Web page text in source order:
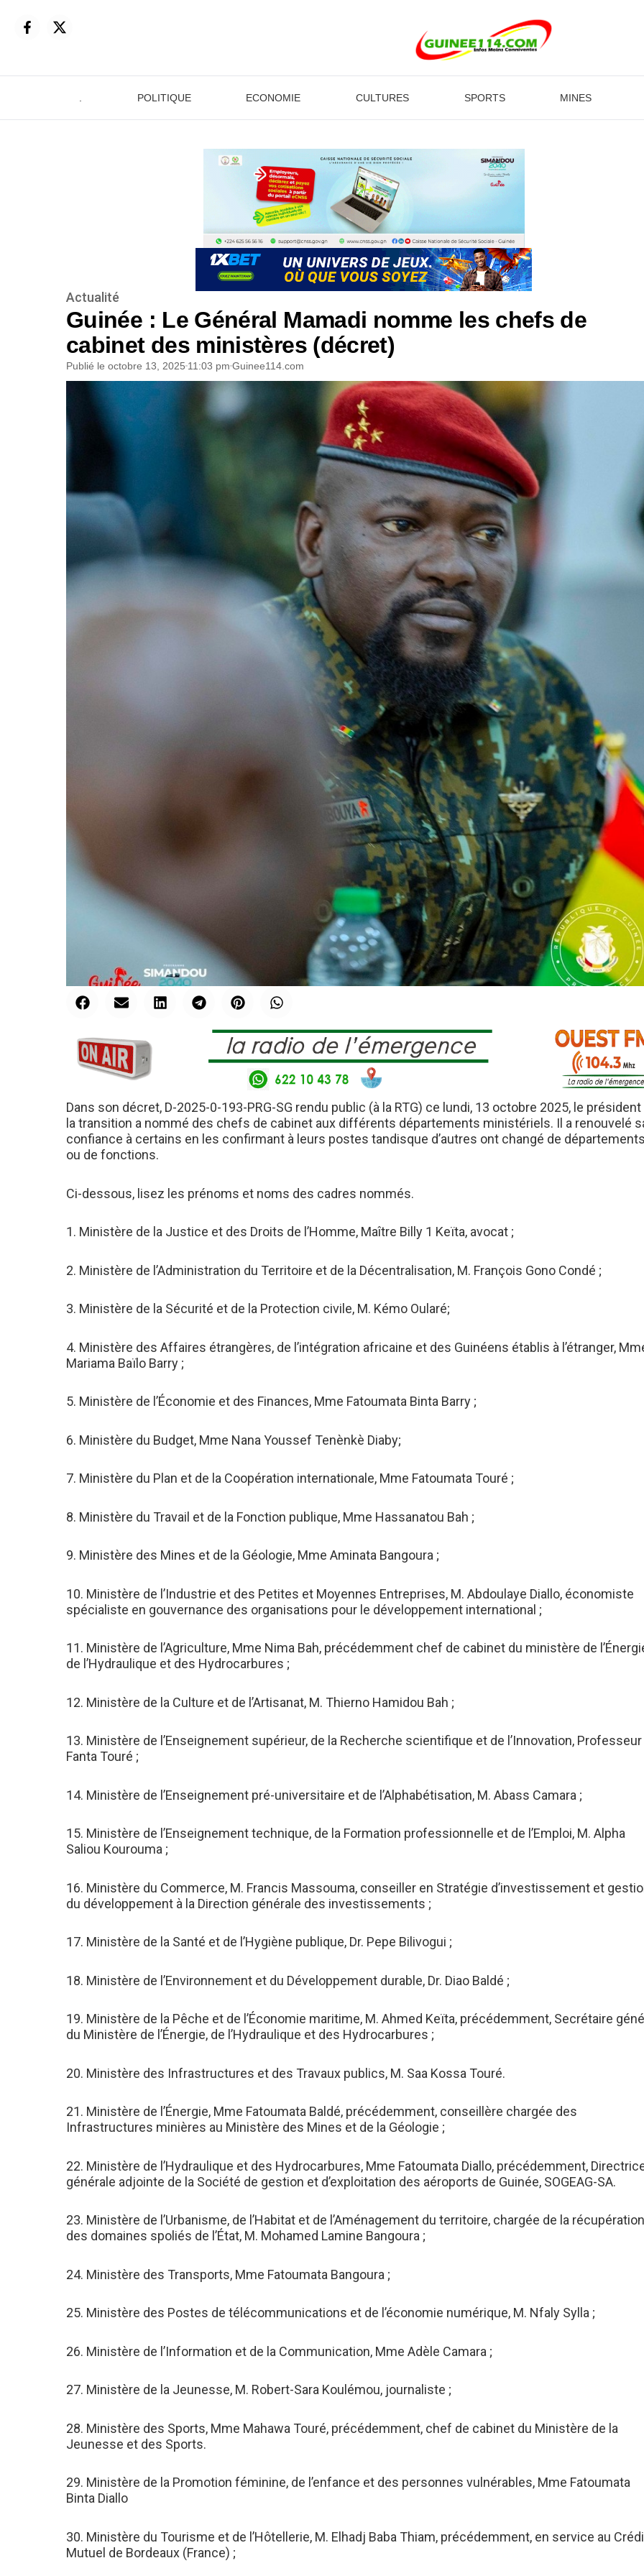
POLITIQUE ECONOMIE CULTURES SPORTS MINES
Actualité
Guinée : Le Général Mamadi nomme les chefs de
cabinet des ministères (décret)
Publié le octobre 13, 2025 11:03 pm Guinee114.com
Dans son décret, D-2025-0-193-PRG-SG rendu public (à la RTG) ce lundi, 13 octobre 2025, le président
la transition a nommé des chefs de cabinet aux différents départements ministériels. Il a renouvelé
confiance à certains en les confirmant à leurs postes tandisque d’autres ont changé de départements
ou de fonctions.
Ci-dessous, lisez les prénoms et noms des cadres nommés.
1. Ministère de la Justice et des Droits de l’Homme, Maître Billy 1 Keïta, avocat ;
2. Ministère de l’Administration du Territoire et de la Décentralisation, M. François Gono Condé ;
3. Ministère de la Sécurité et de la Protection civile, M. Kémo Oularé;
4. Ministère des Affaires étrangères, de l’intégration africaine et des Guinéens établis à l’étranger,
Mariama Baïlo Barry ;
5. Ministère de l’Économie et des Finances, Mme Fatoumata Binta Barry ;
6. Ministère du Budget, Mme Nana Youssef Tenènkè Diaby;
7. Ministère du Plan et de la Coopération internationale, Mme Fatoumata Touré ;
8. Ministère du Travail et de la Fonction publique, Mme Hassanatou Bah ;
9. Ministère des Mines et de la Géologie, Mme Aminata Bangoura ;
10. Ministère de l’Industrie et des Petites et Moyennes Entreprises, M. Abdoulaye Diallo, économiste
spécialiste en gouvernance des organisations pour le développement international ;
11. Ministère de l’Agriculture, Mme Nima Bah, précédemment chef de cabinet du ministère de
de l’Hydraulique et des Hydrocarbures ;
12. Ministère de la Culture et de l’Artisanat, M. Thierno Hamidou Bah ;
13. Ministère de l’Enseignement supérieur, de la Recherche scientifique et de l’Innovation, Professeur
Fanta Touré ;
14. Ministère de l’Enseignement pré-universitaire et de l’Alphabétisation, M. Abass Camara ;
15. Ministère de l’Enseignement technique, de la Formation professionnelle et de l’Emploi, M. Alpha
Saliou Kourouma ;
16. Ministère du Commerce, M. Francis Massouma, conseiller en Stratégie d’investissement et
du développement à la Direction générale des investissements ;
17. Ministère de la Santé et de l’Hygiène publique, Dr. Pepe Bilivogui ;
18. Ministère de l’Environnement et du Développement durable, Dr. Diao Baldé ;
19. Ministère de la Pêche et de l’Économie maritime, M. Ahmed Keïta, précédemment, Secrétaire
du Ministère de l’Énergie, de l’Hydraulique et des Hydrocarbures ;
20. Ministère des Infrastructures et des Travaux publics, M. Saa Kossa Touré.
21. Ministère de l’Énergie, Mme Fatoumata Baldé, précédemment, conseillère chargée des
Infrastructures minières au Ministère des Mines et de la Géologie ;
22. Ministère de l’Hydraulique et des Hydrocarbures, Mme Fatoumata Diallo, précédemment,
générale adjointe de la Société de gestion et d’exploitation des aéroports de Guinée, SOGEAG-SA.
23. Ministère de l’Urbanisme, de l’Habitat et de l’Aménagement du territoire, chargée de la récupération
des domaines spoliés de l’État, M. Mohamed Lamine Bangoura ;
24. Ministère des Transports, Mme Fatoumata Bangoura ;
25. Ministère des Postes de télécommunications et de l’économie numérique, M. Nfaly Sylla ;
26. Ministère de l’Information et de la Communication, Mme Adèle Camara ;
27. Ministère de la Jeunesse, M. Robert-Sara Koulémou, journaliste ;
28. Ministère des Sports, Mme Mahawa Touré, précédemment, chef de cabinet du Ministère de la
Jeunesse et des Sports.
29. Ministère de la Promotion féminine, de l’enfance et des personnes vulnérables, Mme Fatoumata
Binta Diallo
30. Ministère du Tourisme et de l’Hôtellerie, M. Elhadj Baba Thiam, précédemment, en service au
Mutuel de Bordeaux (France) ;